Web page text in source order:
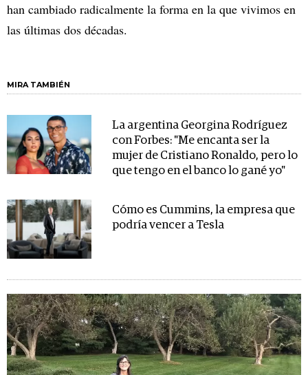
han cambiado radicalmente la forma en la que vivimos en
las últimas dos décadas.
MIRA TAMBIÉN
La argentina Georgina Rodríguez
con Forbes: "Me encanta ser la
mujer de Cristiano Ronaldo, pero lo
que tengo en el banco lo gané yo"
Cómo es Cummins, la empresa que
podría vencer a Tesla